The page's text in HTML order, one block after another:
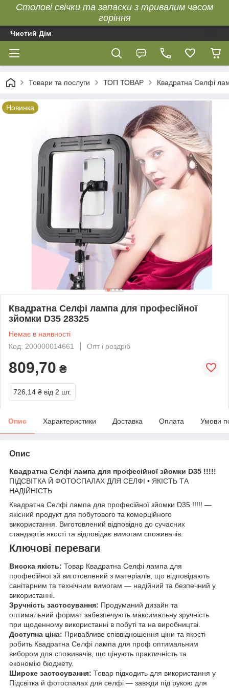
Столові свічки та запаски з тривалим часом
горіння
Чистий Дім
Товари та послуги ТОП ТОВАР Квадратна Селфі
Новинка
Квадратна Селфі лампа для професійної
зйомки D35 28325
Немає в наявності
Код: 200000014661
Опт і роздріб
809,70 ₴
726,14 ₴ від 2 шт.
Опис Характеристики Доставка Оплата Умови
Опис
Квадратна Селфі лампа для професійної зйомки D35 !!!!!
ПІДСВІТКА Й ФОТОСПАЛАХ ДЛЯ СЕЛФІ • ЯКІСТЬ ТА
НАДІЙНІСТЬ
Квадратна Селфі лампа для професійної зйомки D35 !!!!! —
якісний продукт для побутового та комерційного
використання. Виготовлений відповідно до сучасних
стандартів якості та відповідає вимогам споживачів.
Ключові переваги
Висока якість: Товар Квадратна Селфі лампа для
професійної зй виготовлений з матеріалів, що відповідають
санітарним та технічним вимогам — надійний та безпечний у
використанні.
Зручність застосування: Продуманий дизайн та
оптимальний формат забезпечують максимальну зручність
при щоденному використанні в побуті та на виробництві.
Доступна ціна: Привабливе співвідношення ціни та якості
робить Квадратна Селфі лампа для проф оптимальним
вибором для споживачів, що цінують практичність та
економію бюджету.
Широке застосування: Товар підходить для використання у
Підсвітка й фотоспалах для селфі — завжди під рукою для